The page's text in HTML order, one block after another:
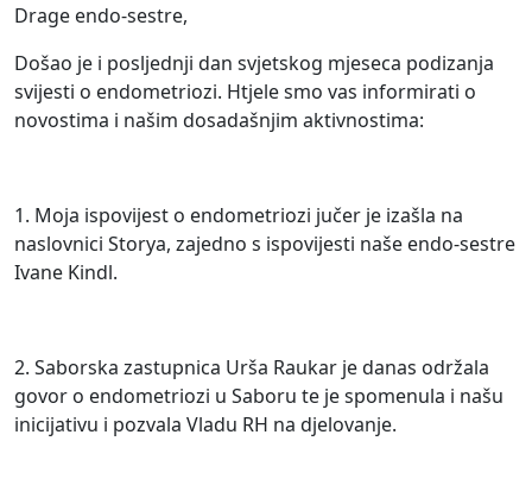
Drage endo-sestre,
Došao je i posljednji dan svjetskog mjeseca podizanja
svijesti o endometriozi. Htjele smo vas informirati o
novostima i našim dosadašnjim aktivnostima:
1. Moja ispovijest o endometriozi jučer je izašla na
naslovnici Storya, zajedno s ispovijesti naše endo-sestre
Ivane Kindl.
2. Saborska zastupnica Urša Raukar je danas održala
govor o endometriozi u Saboru te je spomenula i našu
inicijativu i pozvala Vladu RH na djelovanje.